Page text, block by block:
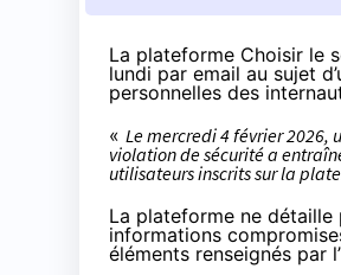
La plateforme Choisir le
lundi par email au sujet
personnelles des
« Le mercredi 4 février 2026,
violation de sécurité a
utilisateurs inscrits sur la
La plateforme ne détaille
informations
éléments renseignés par